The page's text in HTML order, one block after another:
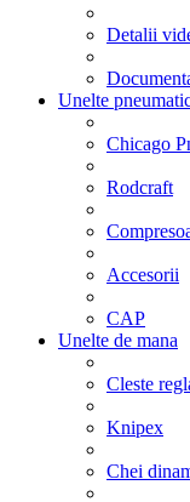
Detalii
Unelte
Chicago
Rodcraft
Accesorii
CAP
Unelte de mana
Cleste
Knipex
Chei